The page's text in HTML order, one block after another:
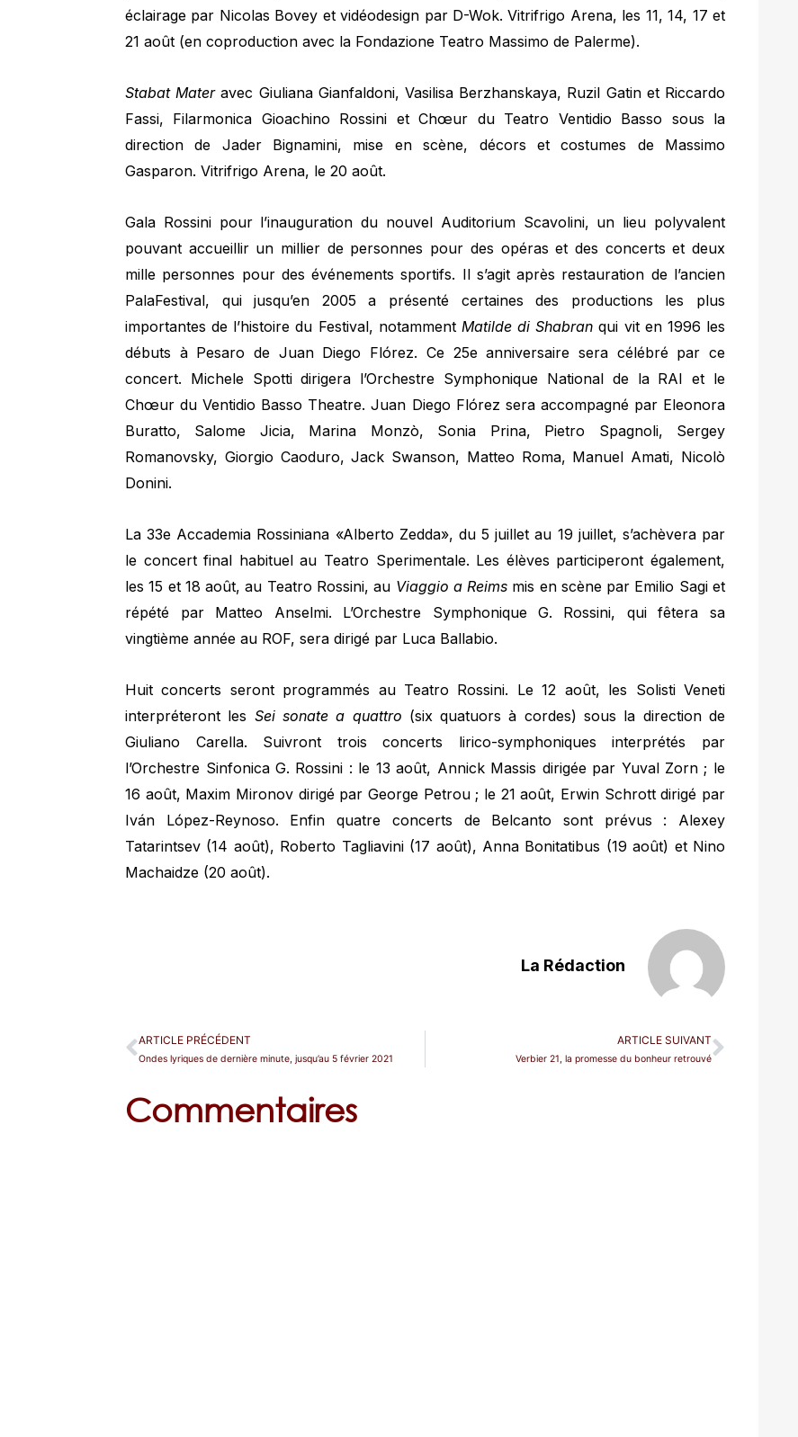
éclairage par Nicolas Bovey et vidéodesign par D-Wok. Vitrifrigo Arena, les 11, 14, 17 et
21 août (en coproduction avec la Fondazione Teatro Massimo de Palerme).
Stabat Materavec Giuliana Gianfaldoni, Vasilisa Berzhanskaya, Ruzil Gatin et Riccardo
Fassi, Filarmonica Gioachino Rossini et Chœur du Teatro Ventidio Basso sous la
direction de Jader Bignamini, mise en scène, décors et costumes de Massimo
Gasparon. Vitrifrigo Arena, le 20 août.
Gala Rossini pour l’inauguration du nouvel Auditorium Scavolini, un lieu polyvalent
pouvant accueillir un millier de personnes pour des opéras et des concerts et deux
mille personnes pour des événements sportifs. Il s’agit après restauration de l’ancien
PalaFestival, qui jusqu’en 2005 a présenté certaines des productions les plus
importantes de l’histoire du Festival, notamment Matilde di Shabran qui vit en 1996 les
débuts à Pesaro de Juan Diego Flórez. Ce 25e anniversaire sera célébré par ce
concert. Michele Spotti dirigera l’Orchestre Symphonique National de la RAI et le
Chœur du Ventidio Basso Theatre. Juan Diego Flórez sera accompagné par Eleonora
Buratto, Salome Jicia, Marina Monzò, Sonia Prina, Pietro Spagnoli, Sergey
Romanovsky, Giorgio Caoduro, Jack Swanson, Matteo Roma, Manuel Amati, Nicolò
Donini.
La 33e Accademia Rossiniana «Alberto Zedda», du 5 juillet au 19 juillet, s’achèvera par
le concert final habituel au Teatro Sperimentale. Les élèves participeront également,
les 15 et 18 août, au Teatro Rossini, au Viaggio a Reims mis en scène par Emilio Sagi et
répété par Matteo Anselmi. L’Orchestre Symphonique G. Rossini, qui fêtera sa
vingtième année au ROF, sera dirigé par Luca Ballabio.
Huit concerts seront programmés au Teatro Rossini. Le 12 août, les Solisti Veneti
interpréteront les Sei sonate a quattro (six quatuors à cordes) sous la direction de
Giuliano Carella. Suivront trois concerts lirico-symphoniques interprétés par
l’Orchestre Sinfonica G. Rossini : le 13 août, Annick Massis dirigée par Yuval Zorn ; le
16 août, Maxim Mironov dirigé par George Petrou ; le 21 août, Erwin Schrott dirigé par
Iván López-Reynoso. Enfin quatre concerts de Belcanto sont prévus : Alexey
Tatarintsev (14 août), Roberto Tagliavini (17 août), Anna Bonitatibus (19 août) et Nino
Machaidze (20 août).
La Rédaction
ARTICLE PRÉCÉDENT
Ondes lyriques de dernière minute, jusqu’au 5 février 2021
ARTICLE SUIVANT
Verbier 21, la promesse du bonheur retrouvé
Commentaires